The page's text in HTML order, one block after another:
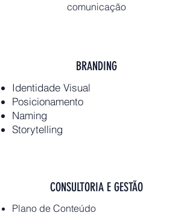
comunicação
BRANDING
Identidade Visual
Posicionamento
Naming
Storytelling
CONSULTORIA E GESTÃO
Plano de Conteúdo